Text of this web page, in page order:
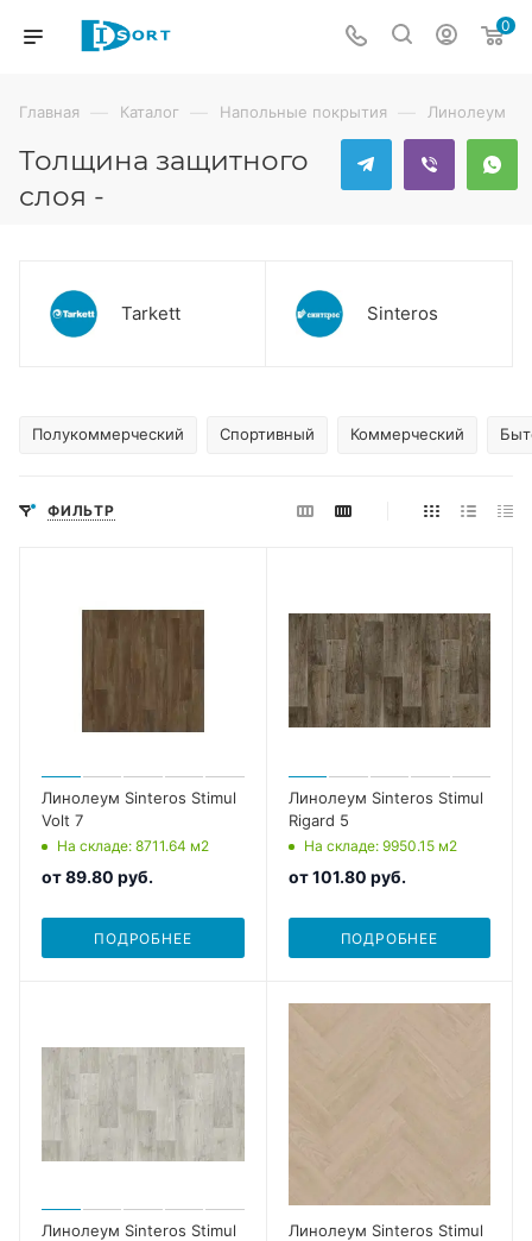
0
Главная — Каталог — Напольные покрытия — Линолеум
Толщина защитного
слоя -
Tarkett Sinteros
Полукоммерческий Спортивный Коммерческий
ФИЛЬТР
Линолеум Sinteros Stimul
Volt 7
На складе: 8711.64 м2
от89.80 руб.
ПОДРОБНЕЕ
Линолеум Sinteros Stimul
Rigard 5
На складе: 9950.15 м2
от101.80 руб.
ПОДРОБНЕЕ
Линолеум Sinteros Stimul
Линолеум Sinteros Stimul